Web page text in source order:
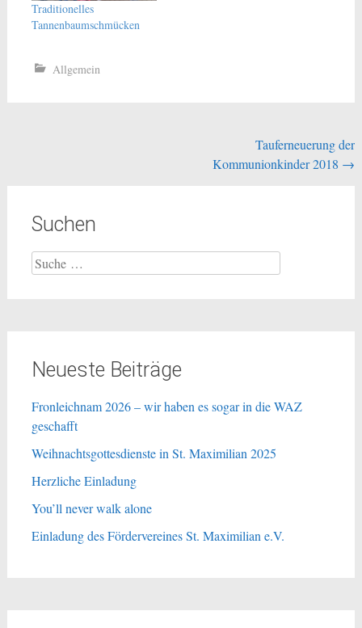
Traditionelles
Tannenbaumschmücken
Allgemein
Tauferneuerung der
Kommunionkinder 2018 →
Suchen
Suche
nach:
Neueste Beiträge
Fronleichnam 2026 – wir haben es sogar in die WAZ
geschafft
Weihnachtsgottesdienste in St. Maximilian 2025
Herzliche Einladung
You’ll never walk alone
Einladung des Fördervereines St. Maximilian e.V.